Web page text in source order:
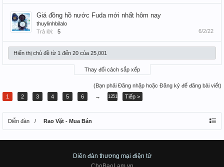
Giá đồng hồ nước Fuda mới nhất hôm nay
thuylinhbilalo
Trả lời:
5 6/2/22
Hiển thị chủ đề từ 1 đến 20 của 25,001
Thay đổi cách sắp xếp
(Bạn phải Đăng nhập hoặc Đăng ký để đăng bài viết)
1
2 3 4 5 6 → 1251 Tiếp >
Diễn đàn Rao Vặt - Mua Bán
Diên đàn thương mại điện tử